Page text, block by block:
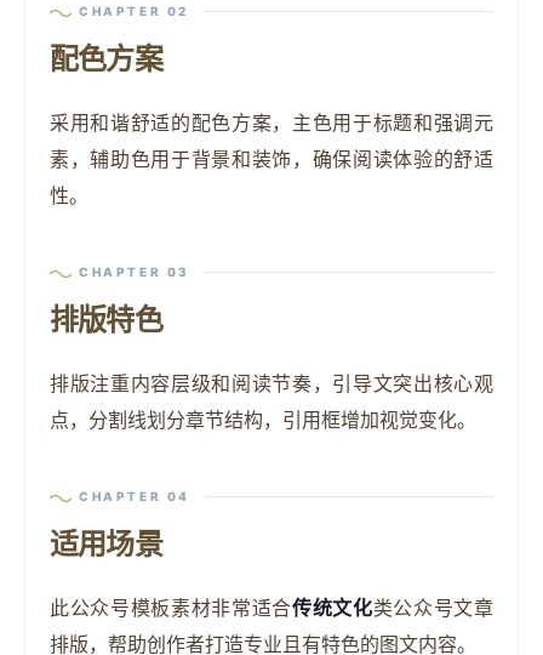
CHAPTER 02
配色方案
采用和谐舒适的配色方案，主色用于标题和强调元
素，辅助色用于背景和装饰，确保阅读体验的舒适
性。
CHAPTER 03
排版特色
排版注重内容层级和阅读节奏，引导文突出核心观
点，分割线划分章节结构，引用框增加视觉变化。
CHAPTER 04
适用场景
此公众号模板素材非常适合传统文化类公众号文章
排版，帮助创作者打造专业且有特色的图文内容。